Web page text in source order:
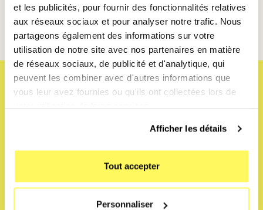
et les publicités, pour fournir des fonctionnalités relatives
aux réseaux sociaux et pour analyser notre trafic. Nous
partageons également des informations sur votre
utilisation de notre site avec nos partenaires en matière
de réseaux sociaux, de publicité et d'analytique, qui
peuvent les combiner avec d'autres informations que
vous leur avez fournies ou qu'ils ont collectées lors de
Afficher les détails
Tout accepter
Personnaliser
44,90€/mois.